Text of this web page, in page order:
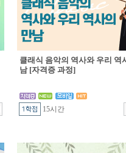
클래식 음악의 역사와 우리 역
남 [자격증 과정]
15시간